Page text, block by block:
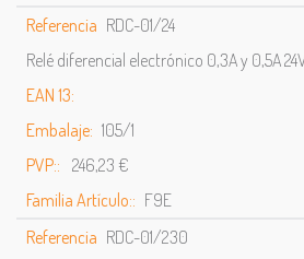
Referencia RDC-01/24
Relé diferencial electrónico 0,3A y 0,5A
EAN 13:
Embalaje: 105/1
PVP:: 246,23 €
Familia Artículo:: F9E
Referencia RDC-01/230